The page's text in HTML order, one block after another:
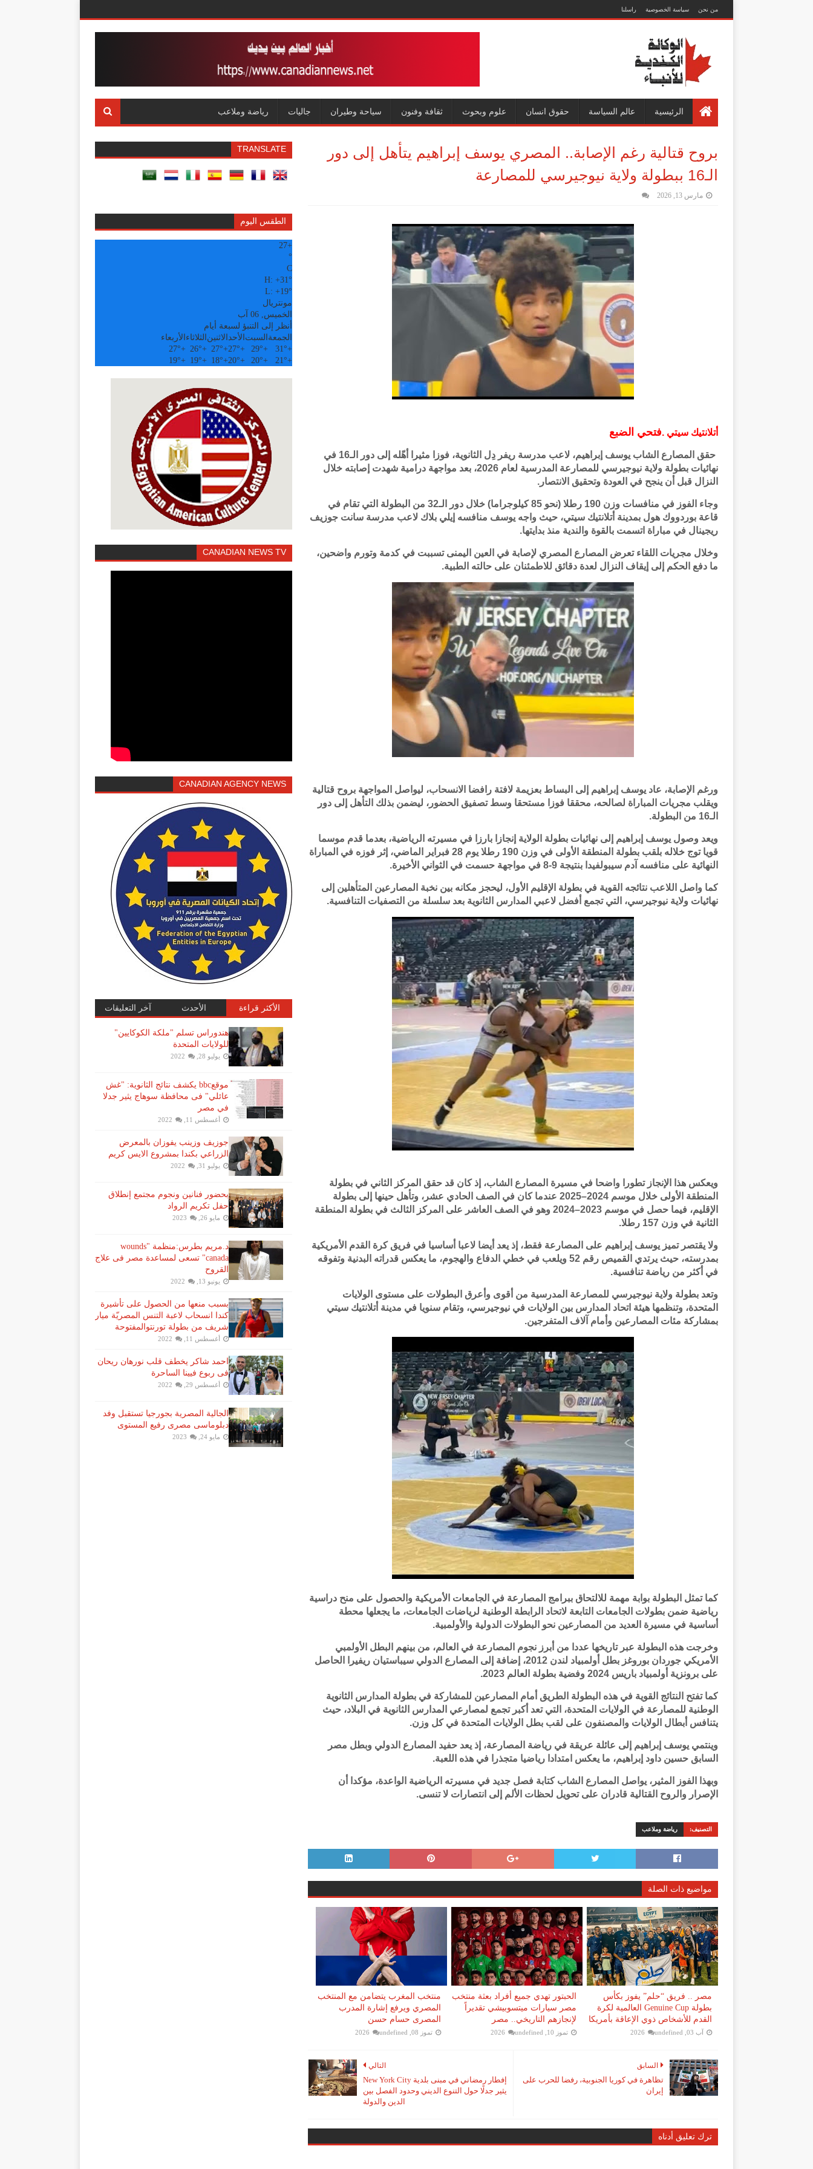
من نحن سياسة الخصوصية راسلنا
الرئيسية عالم السياسة حقوق انسان علوم وبحوث ثقافة وفنون سياحة وطيران جاليات رياضة وملاعب
بروح قتالية رغم الإصابة.. المصري يوسف إبراهيم يتأهل إلى دور
الـ16 ببطولة ولاية نيوجيرسي للمصارعة
مارس 13, 2026
أتلانتيك سيتي .فتحي الضبع
حقق المصارع الشاب يوسف إبراهيم، لاعب مدرسة ريفر دِل الثانوية، فوزا مثيرا أهّله إلى دور الـ16 في
نهائيات بطولة ولاية نيوجيرسي للمصارعة المدرسية لعام 2026، بعد مواجهة درامية شهدت إصابته خلال
النزال قبل أن ينجح في العودة وتحقيق الانتصار.
وجاء الفوز في منافسات وزن 190 رطلا (نحو 85 كيلوجراما) خلال دور الـ32 من البطولة التي تقام في
قاعة بوردووك هول بمدينة أتلانتيك سيتي، حيث واجه يوسف منافسه إيلي بلاك لاعب مدرسة سانت جوزيف
ريجينال في مباراة اتسمت بالقوة والندية منذ بدايتها.
وخلال مجريات اللقاء تعرض المصارع المصري لإصابة في العين اليمنى تسببت في كدمة وتورم واضحين،
ما دفع الحكم إلى إيقاف النزال لعدة دقائق للاطمئنان على حالته الطبية.
ورغم الإصابة، عاد يوسف إبراهيم إلى البساط بعزيمة لافتة رافضا الانسحاب، ليواصل المواجهة بروح قتالية
ويقلب مجريات المباراة لصالحه، محققا فوزا مستحقا وسط تصفيق الحضور، ليضمن بذلك التأهل إلى دور
الـ16 من البطولة.
ويعد وصول يوسف إبراهيم إلى نهائيات بطولة الولاية إنجازا بارزا في مسيرته الرياضية، بعدما قدم موسما
قويا توج خلاله بلقب بطولة المنطقة الأولى في وزن 190 رطلا يوم 28 فبراير الماضي، إثر فوزه في المباراة
النهائية على منافسه آدم سيبولفيدا بنتيجة 9-8 في مواجهة حسمت في الثواني الأخيرة.
كما واصل اللاعب نتائجه القوية في بطولة الإقليم الأول، ليحجز مكانه بين نخبة المصارعين المتأهلين إلى
نهائيات ولاية نيوجيرسي، التي تجمع أفضل لاعبي المدارس الثانوية بعد سلسلة من التصفيات التنافسية.
ويعكس هذا الإنجاز تطورا واضحا في مسيرة المصارع الشاب، إذ كان قد حقق المركز الثاني في بطولة
المنطقة الأولى خلال موسم 2024–2025 عندما كان في الصف الحادي عشر، وتأهل حينها إلى بطولة
الإقليم، فيما حصل في موسم 2023–2024 وهو في الصف العاشر على المركز الثالث في بطولة المنطقة
الثانية في وزن 157 رطلا.
ولا يقتصر تميز يوسف إبراهيم على المصارعة فقط، إذ يعد أيضا لاعبا أساسيا في فريق كرة القدم الأمريكية
بمدرسته، حيث يرتدي القميص رقم 52 ويلعب في خطي الدفاع والهجوم، ما يعكس قدراته البدنية وتفوقه
في أكثر من رياضة تنافسية.
وتعد بطولة ولاية نيوجيرسي للمصارعة المدرسية من أقوى وأعرق البطولات على مستوى الولايات
المتحدة، وتنظمها هيئة اتحاد المدارس بين الولايات في نيوجيرسي، وتقام سنويا في مدينة أتلانتيك سيتي
بمشاركة مئات المصارعين وأمام آلاف المتفرجين.
كما تمثل البطولة بوابة مهمة للالتحاق ببرامج المصارعة في الجامعات الأمريكية والحصول على منح دراسية
رياضية ضمن بطولات الجامعات التابعة لاتحاد الرابطة الوطنية لرياضات الجامعات، ما يجعلها محطة
أساسية في مسيرة العديد من المصارعين نحو البطولات الدولية والأولمبية.
وخرجت هذه البطولة عبر تاريخها عددا من أبرز نجوم المصارعة في العالم، من بينهم البطل الأولمبي
الأمريكي جوردان بوروغز بطل أولمبياد لندن 2012، إضافة إلى المصارع الدولي سيباستيان ريفيرا الحاصل
على برونزية أولمبياد باريس 2024 وفضية بطولة العالم 2023.
كما تفتح النتائج القوية في هذه البطولة الطريق أمام المصارعين للمشاركة في بطولة المدارس الثانوية
الوطنية للمصارعة في الولايات المتحدة، التي تعد أكبر تجمع لمصارعي المدارس الثانوية في البلاد، حيث
يتنافس أبطال الولايات والمصنفون على لقب بطل الولايات المتحدة في كل وزن.
وينتمي يوسف إبراهيم إلى عائلة عريقة في رياضة المصارعة، إذ يعد حفيد المصارع الدولي وبطل مصر
السابق حسين داود إبراهيم، ما يعكس امتدادا رياضيا متجذرا في هذه اللعبة.
وبهذا الفوز المثير، يواصل المصارع الشاب كتابة فصل جديد في مسيرته الرياضية الواعدة، مؤكدا أن
الإصرار والروح القتالية قادران على تحويل لحظات الألم إلى انتصارات لا تنسى.
التصنيف: رياضة وملاعب
مواضيع ذات الصلة
مصر .. فريق “حلم” يفوز بكأس
بطولة Genuine Cup العالمية لكرة
القدم للأشخاص ذوي الإعاقة بأمريكا
آب 03, 2026 undefined
الحبتور تهدي جميع أفراد بعثة منتخب
مصر سيارات ميتسوبيشي تقديراً
لإنجازهم التاريخي.. مصر
تموز 10, 2026 undefined
منتخب المغرب يتضامن مع المنتخب
المصري ويرفع إشارة المدرب
المصرى حسام حسن
تموز 08, 2026 undefined
التالي
إفطار رمضاني في مبنى بلدية New York City
يثير جدلًا حول التنوع الديني وحدود الفصل بين
الدين والدولة
السابق
تظاهرة في كوريا الجنوبية، رفضا للحرب على
إيران
ترك تعليق أدناه
TRANSLATE
الطقس اليوم
+
27
°
C
H: +31°
L: +19°
مونتريال
الخميس, 06 آب
أنظر إلى التنبؤ لسبعة أيام
الجمعة السبت الأحد الاثنين الثلاثاء الأربعاء
+
31°
+
29°
+
27°
+
27°
+
26°
+
27°
+
21°
+
20°
+
20°
+
18°
+
19°
+
19°
CANADIAN NEWS TV
CANADIAN AGENCY NEWS
الأكثر قراءة الأحدث آخر التعليقات
هندوراس تسلم "ملكة الكوكايين"
للولايات المتحدة
يوليو 28, 2022
موقعbbc يكشف نتائج الثانوية: "غش
عائلي" فى محافظة سوهاج يثير جدلا
في مصر
أغسطس 11, 2022
جوزيف وزينب يفوزان بالمعرض
الزراعي بكندا بمشروع الايس كريم
يوليو 31, 2022
بحضور فنانين ونجوم مجتمع إنطلاق
حفل تكريم الرواد
مايو 26, 2023
د.مريم بطرس:منظمة "wounds
canada" تسعى لمساعدة مصر فى علاج
القروح
يونيو 13, 2022
بسبب منعها من الحصول على تأشيرة
كندا انسحاب لاعبة ​التنس​ المصريّة ​ميار
شريف​ من بطولة ​تورنتو​المفتوحة
أغسطس 11, 2022
احمد شاكر يخطف قلب نورهان ريحان
فى ربوع فيينا الساحرة
أغسطس 29, 2022
الجالية المصرية بجورجيا تستقبل وفد
دبلوماسى مصرى رفيع المستوى
مايو 24, 2023